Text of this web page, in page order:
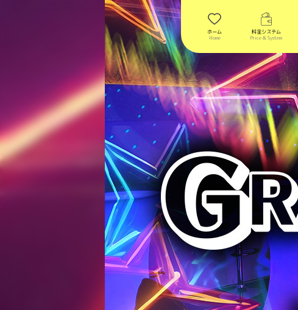
ホーム
Home
料金システム
Price & System